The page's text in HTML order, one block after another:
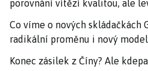
porovnání vítězí kvalitou, ale
Co víme o nových skládačkách
radikální proměnu i nový model
Konec zásilek z Číny? Ale